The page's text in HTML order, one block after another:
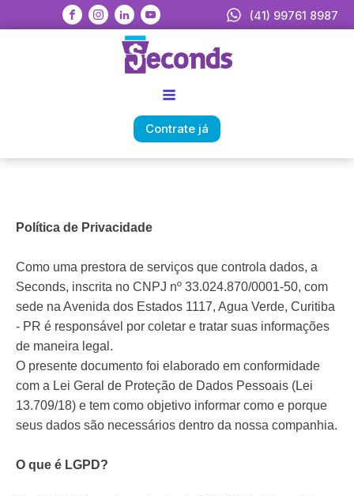
(41) 99761 8987
Contrate já
Política de Privacidade
Como uma prestora de serviços que controla dados, a
Seconds, inscrita no CNPJ nº 33.024.870/0001-50, com
sede na Avenida dos Estados 1117, Agua Verde, Curitiba
- PR é responsável por coletar e tratar suas informações
de maneira legal.
O presente documento foi elaborado em conformidade
com a Lei Geral de Proteção de Dados Pessoais (Lei
13.709/18) e tem como objetivo informar como e porque
seus dados são necessários dentro da nossa companhia.
O que é LGPD?